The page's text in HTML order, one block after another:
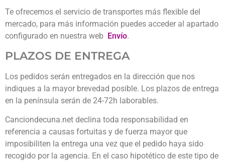
Te ofrecemos el servicio de transportes más flexible del
mercado, para más información puedes acceder al apartado
configurado en nuestra web Envío.
PLAZOS DE ENTREGA
Los pedidos serán entregados en la dirección que nos
indiques a la mayor brevedad posible. Los plazos de entrega
en la península serán de 24-72h laborables.
Canciondecuna.net declina toda responsabilidad en
referencia a causas fortuitas y de fuerza mayor que
imposibiliten la entrega una vez que el pedido haya sido
recogido por la agencia. En el caso hipotético de este tipo de